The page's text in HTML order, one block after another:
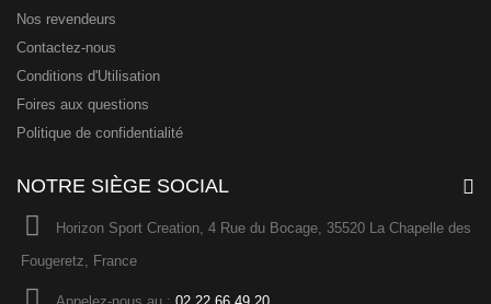
Nos revendeurs
Contactez-nous
Conditions d'Utilisation
Foires aux questions
Politique de confidentialité
NOTRE SIÈGE SOCIAL
Horizon Sport Creation, 4 Rue du Bocage, 35520 La Chapelle des
Fougeretz, France